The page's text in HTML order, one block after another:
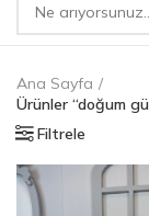
Ana Sayfa
Ürünler “doğum
Filtrele